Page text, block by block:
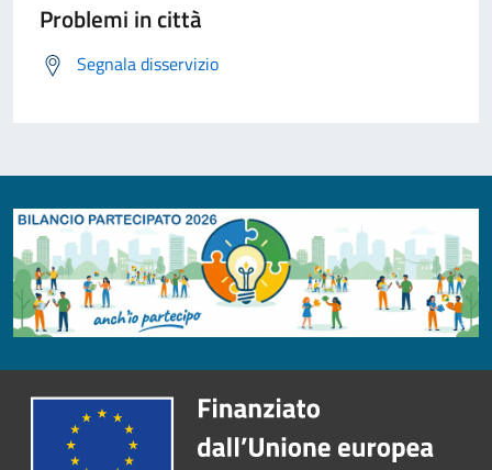
Problemi in città
Segnala disservizio